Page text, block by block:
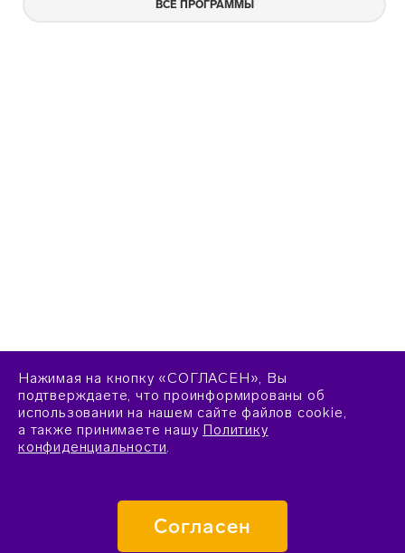
ВСЕ ПРОГРАММЫ
Нажимая на кнопку «СОГЛАСЕН», Вы
подтверждаете, что проинформированы об
использовании на нашем сайте файлов cookie,
а также принимаете нашу Политику
конфиденциальности.
Согласен